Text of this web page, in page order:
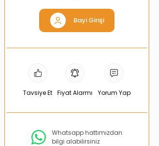
Bayi Girişi
Tavsiye Et Fiyat Alarmı Yorum Yap
Whatsapp hattımızdan
bilgi alabilirsiniz